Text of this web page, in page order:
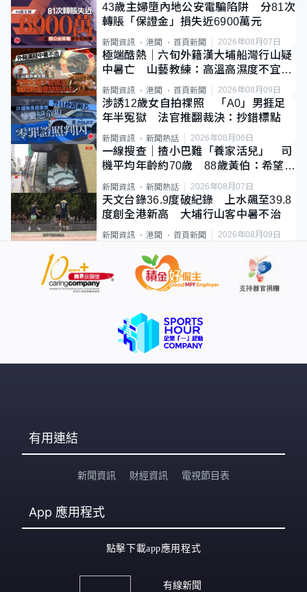
43歲主婦墮內地公安電騙陷阱 分81次
轉賬「保證金」損失近6900萬元
新聞資訊 港聞 首頁新聞 2026年08月07日
極端酷熱｜六旬外籍漢大埔船灣行山疑
中暑亡 山藝教練：高溫高濕度不宜遠
足
新聞資訊 港聞 首頁新聞 2026年08月09日
涉誘12歲女自拍祼照 「A0」男捱足
年半冤獄 法官推翻裁決：抄錯標點
新聞資訊 新聞熱話 2026年08月06日
一線搜查｜揸小巴難「養家活兒」 司
機平均年齡約70歲 88歲黃伯：希望一
直揸落去
新聞資訊 新聞熱話 2026年08月07日
天文台錄36.9度破紀錄 上水飆至39.8
度創全港新高 大埔行山客中暑不治
新聞資訊 港聞 首頁新聞 2026年08月09日
有用連結
新聞資訊 財經資訊 電視節目表
App 應用程式
點擊下載app應用程式
有線新聞